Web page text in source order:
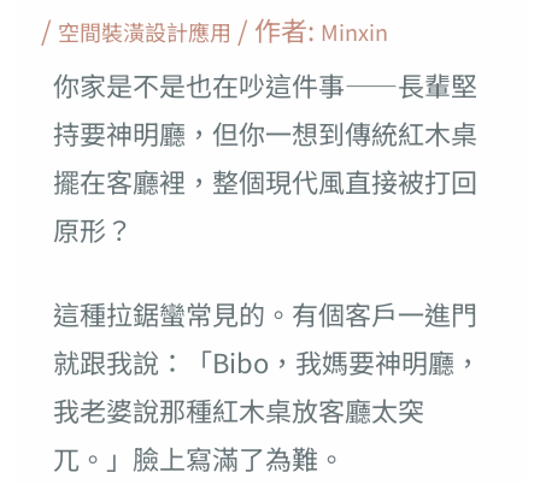
/ 空間裝潢設計應用 / 作者: Minxin
你家是不是也在吵這件事——長輩堅
持要神明廳，但你一想到傳統紅木桌
擺在客廳裡，整個現代風直接被打回
原形？
這種拉鋸蠻常見的。有個客戶一進門
就跟我說：「Bibo，我媽要神明廳，
我老婆說那種紅木桌放客廳太突
兀。」臉上寫滿了為難。